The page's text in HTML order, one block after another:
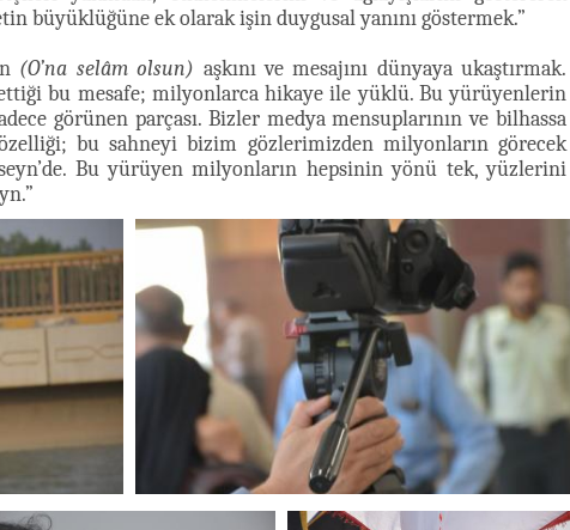
büyüklüğüne ek olarak işin duygusal yanını göstermek.”
(O’na selâm olsun) aşkını ve mesajını dünyaya ukaştırmak.
bu mesafe; milyonlarca hikaye ile yüklü. Bu yürüyenlerin
görünen parçası. Bizler medya mensuplarının ve bilhassa
bu sahneyi bizim gözlerimizden milyonların görecek
Bu yürüyen milyonların hepsinin yönü tek, yüzlerini